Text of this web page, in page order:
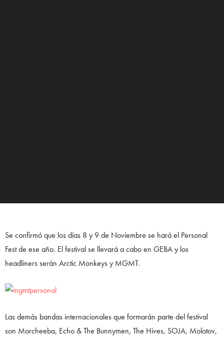
Se confirmó que los días 8 y 9 de Noviembre se hará el Personal
Fest de ese año. El festival se llevará a cabo en GEBA y los
headliners serán Arctic Monkeys y MGMT.
Las demás bandas internacionales que formarán parte del festival
son Morcheeba, Echo & The Bunnymen, The Hives, SOJA, Molotov,